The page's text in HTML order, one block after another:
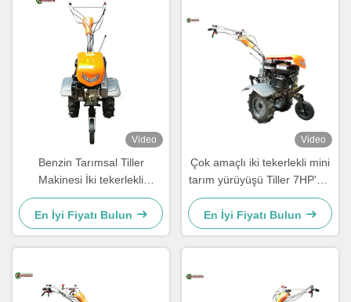
Video
Benzin Tarımsal Tiller
Makinesi İki tekerlekli
Tarımsal Traktör 7HP
En İyi Fiyatı Bulun
Video
Çok amaçlı iki tekerlekli mini
tarım yürüyüşü Tiller 7HP'nin
arkasında
En İyi Fiyatı Bulun